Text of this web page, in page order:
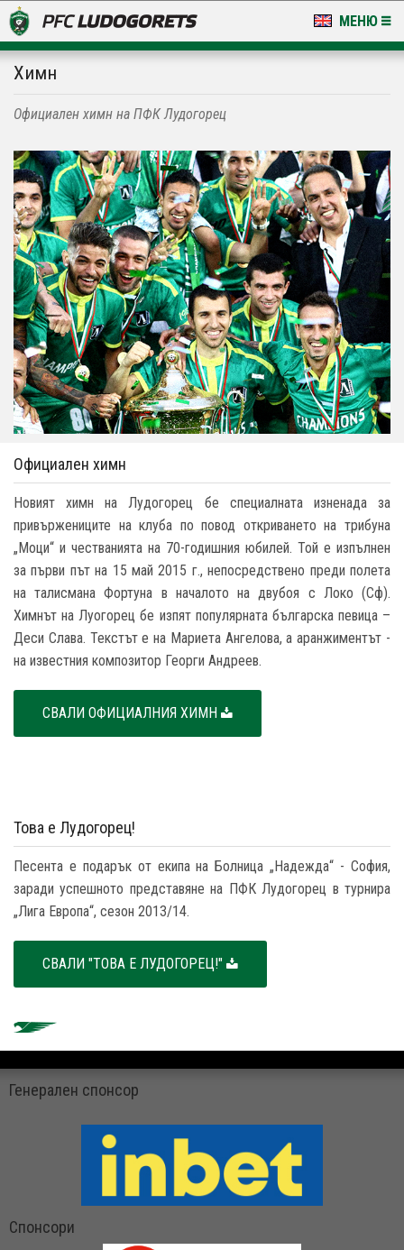
МЕНЮ
СТАДИОН & БАЗИ
КЛУБ
ЗА ФЕНОВЕ
Химн
Официален химн на ПФК Лудогорец
Официален химн
Новият химн на Лудогорец бе специалната изненада за
привържениците на клуба по повод откриването на трибуна
„Моци“ и честванията на 70-годишния юбилей. Той е изпълнен
за първи път на 15 май 2015 г., непосредствено преди полета
на талисмана Фортуна в началото на двубоя с Локо (Сф).
Химнът на Луогорец бе изпят популярната българска певица –
Деси Слава. Текстът е на Мариета Ангелова, а аранжиментът -
на известния композитор Георги Андреев.
СВАЛИ ОФИЦИАЛНИЯ ХИМН
Това е Лудогорец!
Песента е подарък от екипа на Болница „Надежда“ - София,
заради успешното представяне на ПФК Лудогорец в турнира
„Лига Европа“, сезон 2013/14.
СВАЛИ "ТОВА Е ЛУДОГОРЕЦ!"
Генерален спонсор
Спонсори